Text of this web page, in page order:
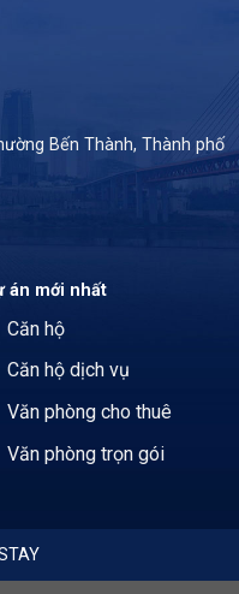
Bến Thành, Thành phố
án mới nhất
Căn hộ
Căn hộ dịch vụ
Văn phòng cho thuê
Văn phòng trọn gói